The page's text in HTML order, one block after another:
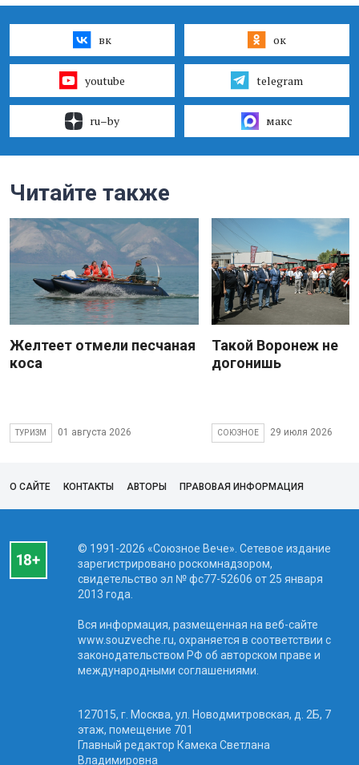
вк ок
youtube telegram
ru–by макс
Читайте также
Желтеет отмели песчаная
коса
ТУРИЗМ 01 августа 2026
Такой Воронеж не
догонишь
СОЮЗНОЕ 29 июля 2026
О САЙТЕ КОНТАКТЫ АВТОРЫ ПРАВОВАЯ ИНФОРМАЦИЯ
© 1991-2026 «Союзное Вече». Сетевое издание
зарегистрировано роскомнадзором,
свидетельство эл № фc77-52606 от 25 января
2013 года.
Вся информация, размещенная на веб-сайте
www.souzveche.ru, охраняется в соответствии с
законодательством РФ об авторском праве и
международными соглашениями.
127015, г. Москва, ул. Новодмитровская, д. 2Б, 7
этаж, помещение 701
Главный редактор Камека Светлана
Владимировна